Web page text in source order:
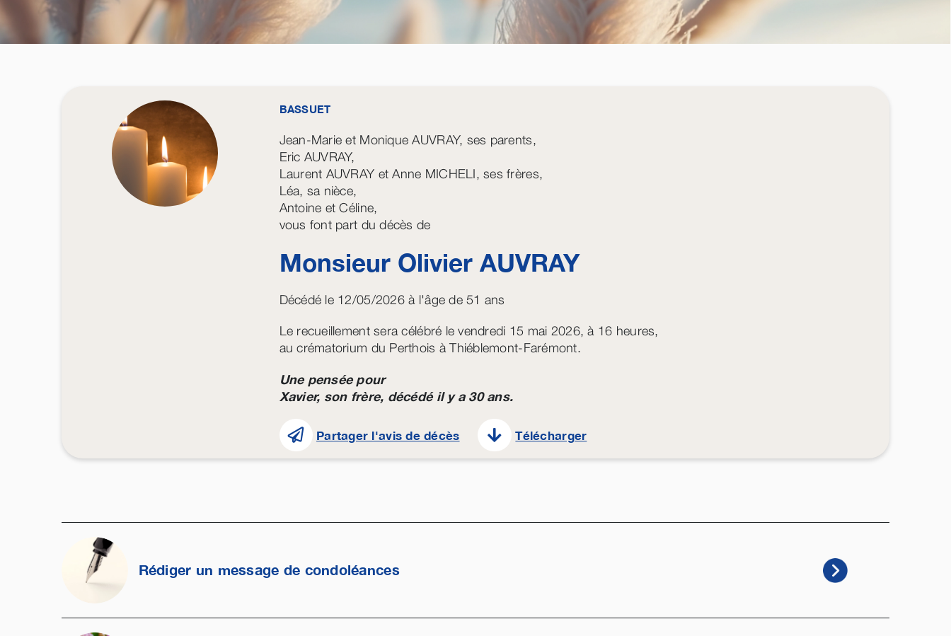
BASSUET
Jean-Marie et Monique AUVRAY, ses parents,
Eric AUVRAY,
Laurent AUVRAY et Anne MICHELI, ses frères,
Léa, sa nièce,
Antoine et Céline,
vous font part du décès de
Monsieur Olivier AUVRAY
Décédé le 12/05/2026 à l'âge de 51 ans
Le recueillement sera célébré le vendredi 15 mai 2026, à 16 heures,
au crématorium du Perthois à Thiéblemont-Farémont.
Une pensée pour
Xavier, son frère, décédé il y a 30 ans.
Partager l'avis de décès Télécharger
Rédiger un message de condoléances